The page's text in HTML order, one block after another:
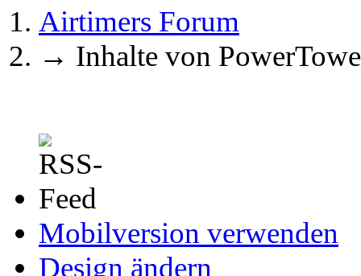
Airtimers Forum
→ Inhalte von
Mobilversion verwenden
Design ändern